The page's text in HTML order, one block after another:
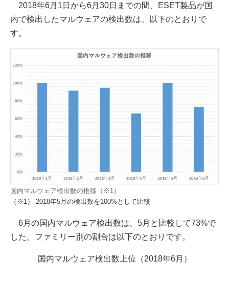
2018年6月1日から6月30日までの間、ESET製品が国
内で検出したマルウェアの検出数は、以下のとおりで
す。
国内マルウェア検出数の推移（※1）
（※1） 2018年5月の検出数を100%として比較
6月の国内マルウェア検出数は、5月と比較して73%で
した。ファミリー別の割合は以下のとおりです。
国内マルウェア検出数上位（2018年6月）